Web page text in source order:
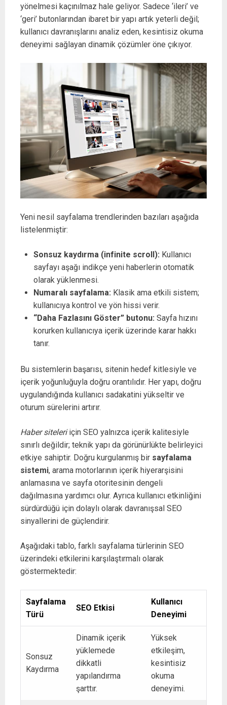
yönelmesi kaçınılmaz hale geliyor. Sadece ‘ileri’ ve
‘geri’ butonlarından ibaret bir yapı artık yeterli değil;
kullanıcı davranışlarını analiz eden, kesintisiz okuma
deneyimi sağlayan dinamik çözümler öne çıkıyor.
Yeni nesil sayfalama trendlerinden bazıları aşağıda
listelenmiştir:
Sonsuz kaydırma (infinite scroll): Kullanıcı
sayfayı aşağı indikçe yeni haberlerin otomatik
olarak yüklenmesi.
Numaralı sayfalama: Klasik ama etkili sistem;
kullanıcıya kontrol ve yön hissi verir.
“Daha Fazlasını Göster” butonu: Sayfa hızını
korurken kullanıcıya içerik üzerinde karar hakkı
tanır.
Bu sistemlerin başarısı, sitenin hedef kitlesiyle ve
içerik yoğunluğuyla doğru orantılıdır. Her yapı, doğru
uygulandığında kullanıcı sadakatini yükseltir ve
oturum sürelerini artırır.
Haber siteleriiçin SEO yalnızca içerik kalitesiyle
sınırlı değildir; teknik yapı da görünürlükte belirleyici
etkiye sahiptir. Doğru kurgulanmış bir sayfalama
sistemi, arama motorlarının içerik hiyerarşisini
anlamasına ve sayfa otoritesinin dengeli
dağılmasına yardımcı olur. Ayrıca kullanıcı etkinliğini
sürdürdüğü için dolaylı olarak davranışsal SEO
sinyallerini de güçlendirir.
Aşağıdaki tablo, farklı sayfalama türlerinin SEO
üzerindeki etkilerini karşılaştırmalı olarak
göstermektedir:
Sayfalama
Türü
SEO Etkisi
Kullanıcı
Deneyimi
Sonsuz
Kaydırma
Dinamik içerik
yüklemede
dikkatli
yapılandırma
şarttır.
Yüksek
etkileşim,
kesintisiz
okuma
deneyimi.